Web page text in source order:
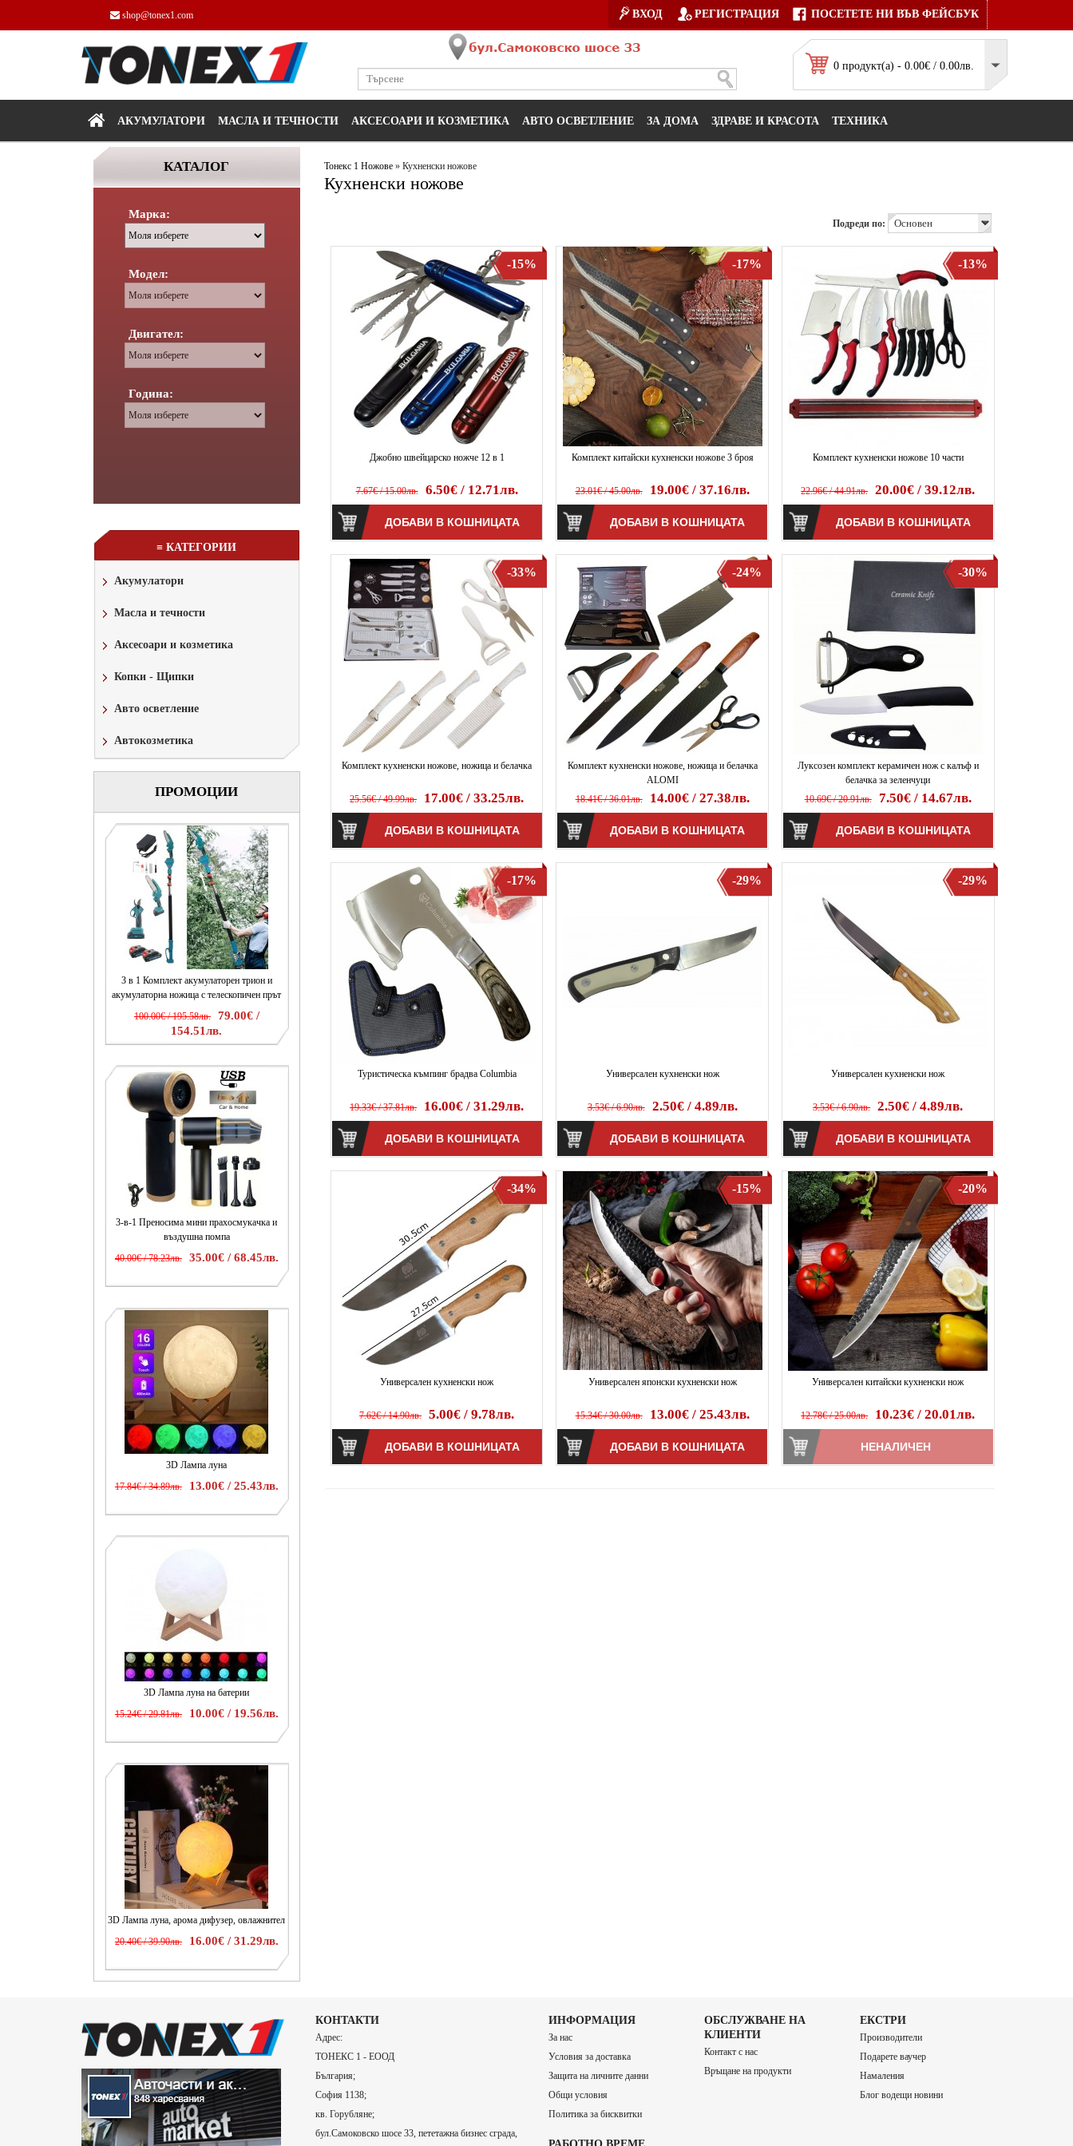
ВХОД РЕГИСТРАЦИЯ ПОСЕТЕТЕ НИ ВЪВ ФЕЙСБУК
shop@tonex1.com
0 продукт(а) - 0.00€ / 0.00лв.
АКУМУЛАТОРИ МАСЛА И ТЕЧНОСТИ АКСЕСОАРИ И КОЗМЕТИКА АВТО ОСВЕТЛЕНИЕ ЗА ДОМА ЗДРАВЕ И КРАСОТА ТЕХНИКА
КАТАЛОГ
Марка:
Модел:
Двигател:
Година:
≡ КАТЕГОРИИ
Акумулатори
Масла и течности
Аксесоари и козметика
Копки - Щипки
Авто осветление
Автокозметика
ПРОМОЦИИ
3 в 1 Комплект акумулаторен трион и
акумулаторна ножица с телескопичен прът
100.00€ / 195.58лв.
79.00€ /
154.51лв.
3-в-1 Преносима мини прахосмукачка и
въздушна помпа
40.00€ / 78.23лв.
35.00€ / 68.45лв.
3D Лампа луна
17.84€ / 34.89лв.
13.00€ / 25.43лв.
3D Лампа луна на батерии
15.24€ / 29.81лв.
10.00€ / 19.56лв.
3D Лампа луна, арома дифузер, овлажнител
20.40€ / 39.90лв.
16.00€ / 31.29лв.
Тонекс 1 Ножове» Кухненски ножове
Кухненски ножове
Подреди по:
Джобно швейцарско ножче 12 в 1
7.67€ / 15.00лв. 6.50€ / 12.71лв.
-15%
Комплект китайски кухненски ножове 3 броя
23.01€ / 45.00лв. 19.00€ / 37.16лв.
-17%
Комплект кухненски ножове 10 части
22.96€ / 44.91лв. 20.00€ / 39.12лв.
-13%
Комплект кухненски ножове, ножица и белачка
25.56€ / 49.99лв. 17.00€ / 33.25лв.
-33%
Комплект кухненски ножове, ножица и белачка
ALOMI
18.41€ / 36.01лв.
14.00€ / 27.38лв.
-24%
Луксозен комплект керамичен нож с калъф и
белачка за зеленчуци
10.69€ / 20.91лв.
7.50€ / 14.67лв.
-30%
Туристическа къмпинг брадва Columbia
19.33€ / 37.81лв. 16.00€ / 31.29лв.
-17%
Универсален кухненски нож
3.53€ / 6.90лв. 2.50€ / 4.89лв.
-29%
Универсален кухненски нож
3.53€ / 6.90лв. 2.50€ / 4.89лв.
-29%
Универсален кухненски нож
7.62€ / 14.90лв. 5.00€ / 9.78лв.
-34%
Универсален японски кухненски нож
15.34€ / 30.00лв. 13.00€ / 25.43лв.
-15%
Универсален китайски кухненски нож
12.78€ / 25.00лв. 10.23€ / 20.01лв.
-20%
КОНТАКТИ
Адрес:
ТОНЕКС 1 - ЕООД
България;
София 1138;
кв. Горубляне;
бул.Самоковско шосе 33, пететажна бизнес сграда,
ИНФОРМАЦИЯ
За нас
Условия за доставка
Защита на личните данни
Общи условия
Политика за бисквитки
ОБСЛУЖВАНЕ НА
КЛИЕНТИ
Контакт с нас
Връщане на продукти
ЕКСТРИ
Производители
Подарете ваучер
Намаления
Блог водещи новини